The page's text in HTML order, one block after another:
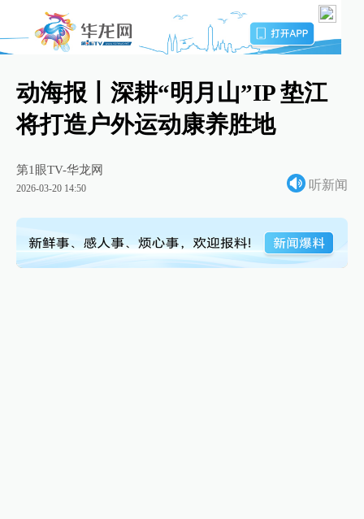
动海报丨深耕“明月山”IP 垫江
将打造户外运动康养胜地
第1眼TV-华龙网
2026-03-20 14:50 听新闻